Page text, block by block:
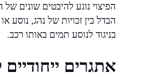
הפיצוי נוגע להיבטים שונים
הבדל בין זכויות של נהג, נוסע
בניגוד לנוסע תמים באותו רכב.
אתגרים ייחודיים